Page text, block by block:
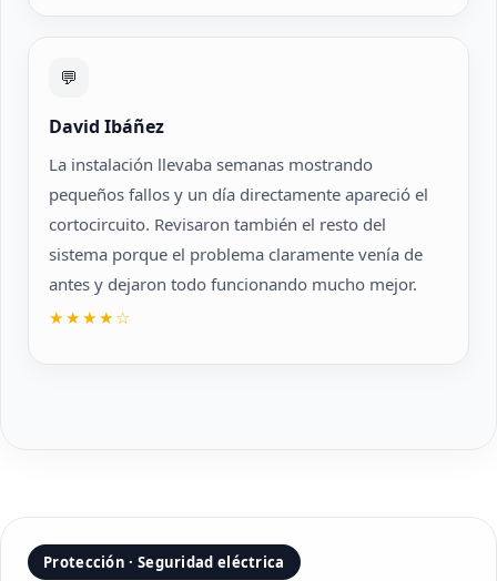
💬
David Ibáñez
La instalación llevaba semanas mostrando
pequeños fallos y un día directamente apareció el
cortocircuito. Revisaron también el resto del
sistema porque el problema claramente venía de
antes y dejaron todo funcionando mucho mejor.
★★★★☆
Protección · Seguridad eléctrica